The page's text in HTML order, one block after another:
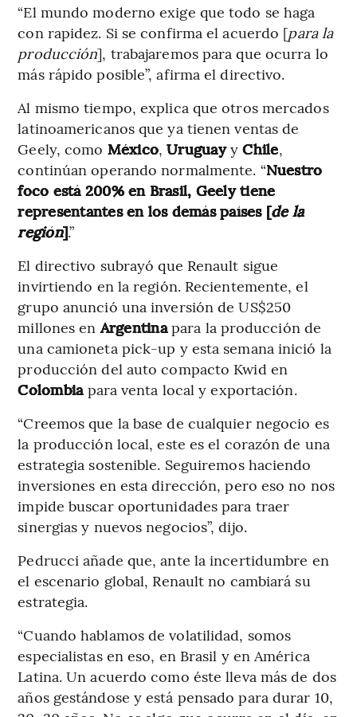
“El mundo moderno exige que todo se haga
con rapidez. Si se confirma el acuerdo [para la
producción], trabajaremos para que ocurra lo
más rápido posible”, afirma el directivo.
Al mismo tiempo, explica que otros mercados
latinoamericanos que ya tienen ventas de
Geely, como México,UruguayyChile,
continúan operando normalmente. “Nuestro
foco está 200% en Brasil, Geely tiene
representantes en los demás países [de la
región].”
El directivo subrayó que Renault sigue
invirtiendo en la región. Recientemente, el
grupo anunció una inversión de US$250
millones enArgentinapara la producción de
una camioneta pick-up y esta semana inició la
producción del auto compacto Kwid en
Colombia para venta local y exportación.
“Creemos que la base de cualquier negocio es
la producción local, este es el corazón de una
estrategia sostenible. Seguiremos haciendo
inversiones en esta dirección, pero eso no nos
impide buscar oportunidades para traer
sinergias y nuevos negocios”, dijo.
Pedrucci añade que, ante la incertidumbre en
el escenario global, Renault no cambiará su
estrategia.
“Cuando hablamos de volatilidad, somos
especialistas en eso, en Brasil y en América
Latina. Un acuerdo como éste lleva más de dos
años gestándose y está pensado para durar 10,